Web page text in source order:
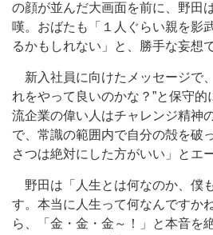
の顔が並んだ大画面を前に、野田
嘆。おばたも「１人ぐらい親を影
るかもしれない」と、勝手な妄想
新入社員に向けたメッセージで
れをやって良いのかな？”と保守
流企業の偉い人はチャレンジ精神
で、常識の範囲内で自分の殻を破
さつは絶対にした方がいい」とエ
野田は「人生とは何なのか、僕
す。本当に人生って何なんですか
ら、「金・金・金～！」と本音を